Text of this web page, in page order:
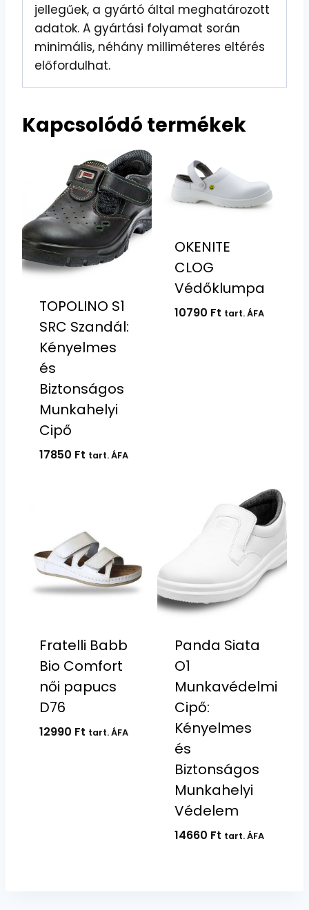
jellegűek, a gyártó által meghatározott
adatok. A gyártási folyamat során
minimális, néhány milliméteres eltérés
előfordulhat.
Kapcsolódó termékek
TOPOLINO S1
SRC Szandál:
Kényelmes
és
Biztonságos
Munkahelyi
Cipő
17850 Ft tart. ÁFA
OKENITE
CLOG
Védőklumpa
10790 Ft tart. ÁFA
Fratelli Babb
Bio Comfort
női papucs
D76
12990 Ft tart. ÁFA
Panda Siata
O1
Munkavédelmi
Cipő:
Kényelmes
és
Biztonságos
Munkahelyi
Védelem
14660 Ft tart. ÁFA